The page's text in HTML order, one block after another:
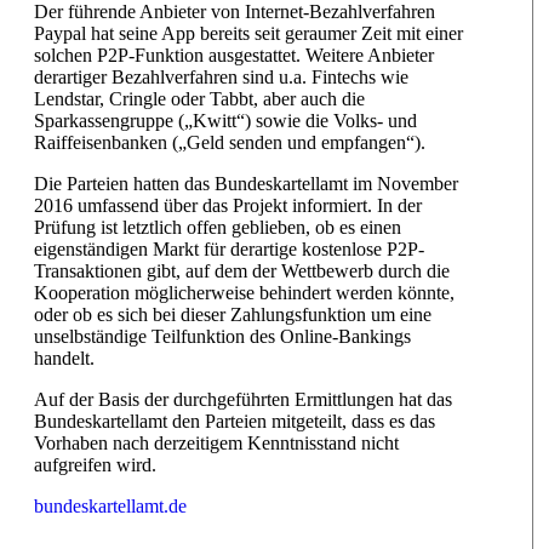
Der führende Anbieter von Internet-Bezahlverfahren
Paypal hat seine App bereits seit geraumer Zeit mit einer
solchen P2P-Funktion ausgestattet. Weitere Anbieter
derartiger Bezahlverfahren sind u.a. Fintechs wie
Lendstar, Cringle oder Tabbt, aber auch die
Sparkassengruppe („Kwitt“) sowie die Volks- und
Raiffeisenbanken („Geld senden und empfangen“).
Die Parteien hatten das Bundeskartellamt im November
2016 umfassend über das Projekt informiert. In der
Prüfung ist letztlich offen geblieben, ob es einen
eigenständigen Markt für derartige kostenlose P2P-
Transaktionen gibt, auf dem der Wettbewerb durch die
Kooperation möglicherweise behindert werden könnte,
oder ob es sich bei dieser Zahlungsfunktion um eine
unselbständige Teilfunktion des Online-Bankings
handelt.
Auf der Basis der durchgeführten Ermittlungen hat das
Bundeskartellamt den Parteien mitgeteilt, dass es das
Vorhaben nach derzeitigem Kenntnisstand nicht
aufgreifen wird.
bundeskartellamt.de